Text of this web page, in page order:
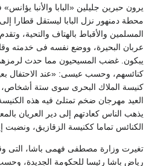
يرون حبرين جليلين «البابا والأنبا
محطة دمنهور نزل البابا ليستقل قطارا إلى
المسلمين والأقباط بالهتاف والتحية،
عربان البحيرة، ووضع نفسه فى خدمته وقام
يبكون. غضب المسيحيون مما حدث لرمزهم
كنائسهم، وحسب عيسى: «عند الاحتفال بعيد
كنيسة الملاك البحرى سوى ستة أشخاص، مع
العيد مهرجان ضخم تمتلئ فيه هذه الكنيسة
يذهب الناس كعادتهم إلى دير العريان
الكنائس تماما ككنيسة الزقازيق، ونضبت
تغيرت وزارة مصطفى فهمى باشا، التى
رياض باشا رئيسا للحكومة الجديدة، وحسب